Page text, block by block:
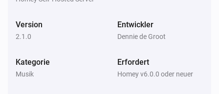
Version
2.1.0
Entwickler
Dennie de Groot
Kategorie
Musik
Erfordert
Homey v6.0.0 oder neuer